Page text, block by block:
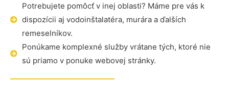
Potrebujete pomôcť v inej oblasti? Máme pre vás k
dispozícii aj vodoinštalatéra, murára a ďalších
remeselníkov.
Ponúkame komplexné služby vrátane tých, ktoré nie
sú priamo v ponuke webovej stránky.